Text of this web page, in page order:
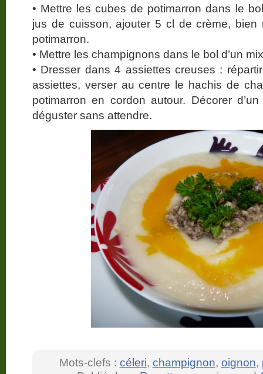
• Mettre les cubes de potimarron dans le
jus de cuisson, ajouter 5 cl de crème, bien
potimarron.
• Mettre les champignons dans le bol d’un
• Dresser dans 4 assiettes creuses :
assiettes, verser au centre le hachis de
potimarron en cordon autour. Décorer
déguster sans attendre.
Mots-clefs : céleri, champignon, oignon,